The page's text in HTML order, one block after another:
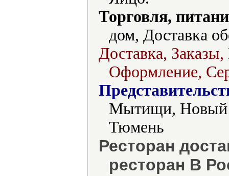
Торговля,
дом, Доставка
Доставка,
Оформление,
Мытищи, Новый
Тюмень
Ресторан
ресторан В